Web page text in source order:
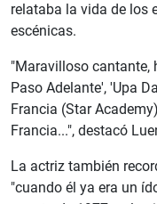
relataba la vida de los
escénicas.
"Maravilloso cantante,
Paso Adelante', 'Upa
Francia (Star
Francia...", destacó
La actriz también
"cuando él ya era un